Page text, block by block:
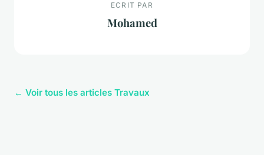
ECRIT PAR
Mohamed
← Voir tous les articles Travaux